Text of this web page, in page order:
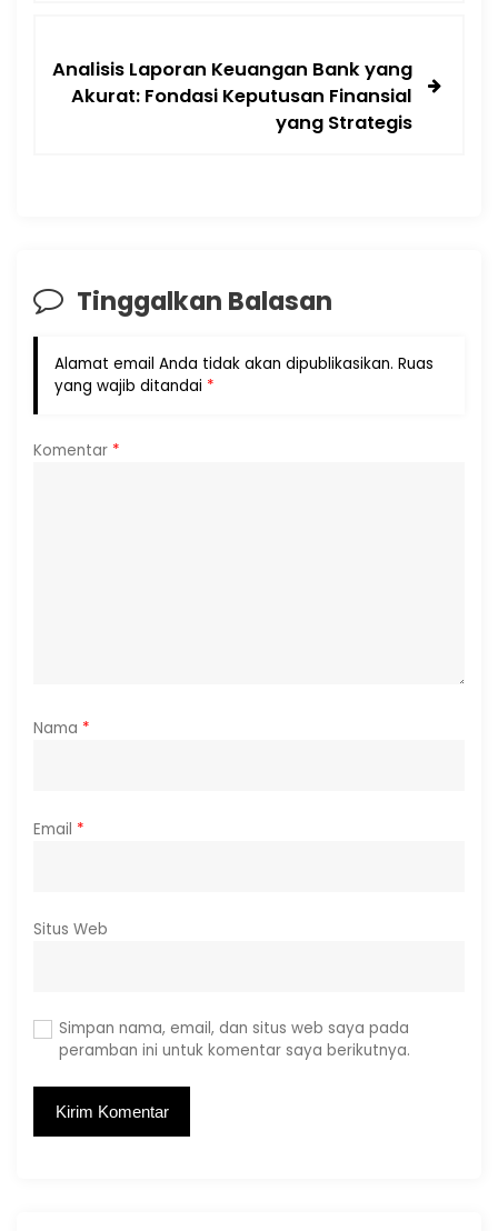
Analisis Laporan Keuangan Bank yang
Akurat: Fondasi Keputusan Finansial
yang Strategis
Tinggalkan Balasan
Alamat email Anda tidak akan dipublikasikan. Ruas
yang wajib ditandai *
Komentar *
Nama *
Email *
Situs Web
Simpan nama, email, dan situs web saya pada
peramban ini untuk komentar saya berikutnya.